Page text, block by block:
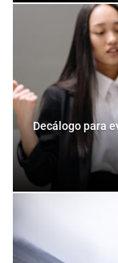
Decálogo para